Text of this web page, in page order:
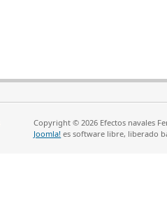
Copyright © 2026 Efectos navales
Joomla! es software libre, liberado